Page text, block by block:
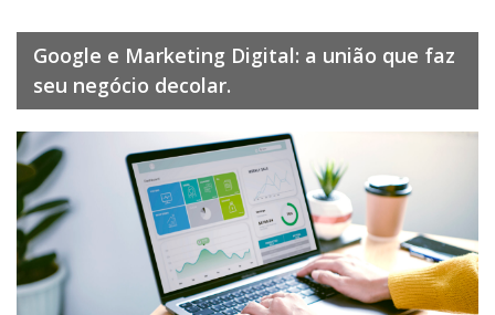
Google e Marketing Digital: a união que faz
seu negócio decolar.